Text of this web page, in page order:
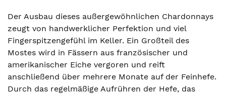
Der Ausbau dieses außergewöhnlichen Chardonnays
zeugt von handwerklicher Perfektion und viel
Fingerspitzengefühl im Keller. Ein Großteil des
Mostes wird in Fässern aus französischer und
amerikanischer Eiche vergoren und reift
anschließend über mehrere Monate auf der Feinhefe.
Durch das regelmäßige Aufrühren der Hefe, das